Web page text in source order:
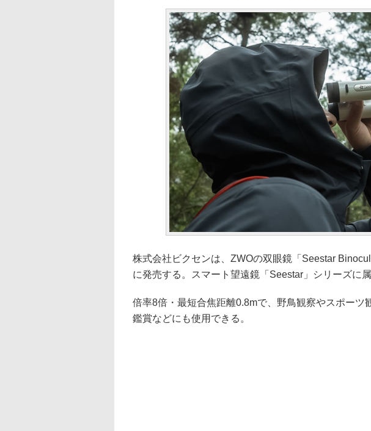
株式会社ビクセンは、ZWOの双眼鏡「Seestar
に発売する。スマート望遠鏡「Seestar」シリーズに
倍率8倍・最短合焦距離0.8mで、野鳥観察やスポーツ
鑑賞などにも使用できる。